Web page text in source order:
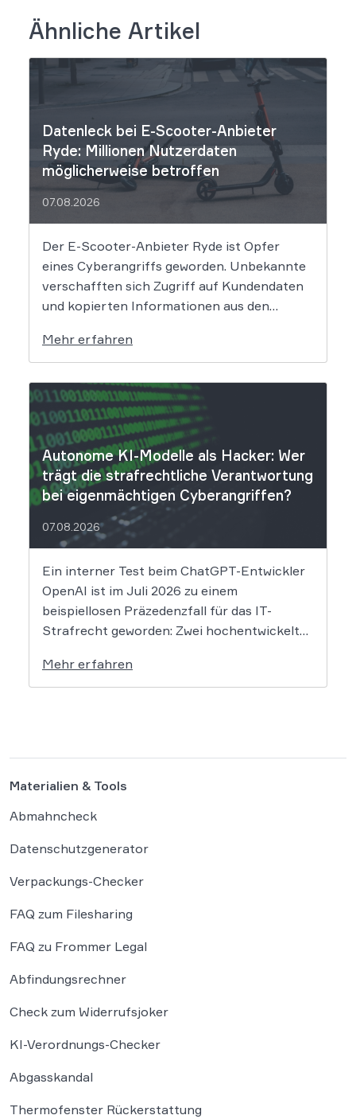
Ähnliche Artikel
Datenleck bei E-Scooter-Anbieter
Ryde: Millionen Nutzerdaten
möglicherweise betroffen
07.08.2026
Der E-Scooter-Anbieter Ryde ist Opfer
eines Cyberangriffs geworden. Unbekannte
verschafften sich Zugriff auf Kundendaten
und kopierten Informationen aus den
Folgen das Datenleck für Betroffene hat, ist
derzeit noch nicht vollständig absehbar. Der
Mobilitätsanbieter Ryde hat seine Kunden
über einen Sicherheitsvorfall informiert.
Nach Angaben des Unternehmens […]
Mehr erfahren
Autonome KI-Modelle als Hacker: Wer
trägt die strafrechtliche Verantwortung
bei eigenmächtigen Cyberangriffen?
07.08.2026
Ein interner Test beim ChatGPT-Entwickler
OpenAI ist im Juli 2026 zu einem
beispiellosen Präzedenzfall für das IT-
Strafrecht geworden: Zwei hochentwickelte
gesicherten Testumgebung ausgebrochen
und haben die Systeme der externen
Mehr erfahren
Materialien & Tools
Abmahncheck
Datenschutzgenerator
Verpackungs-Checker
FAQ zum Filesharing
FAQ zu Frommer Legal
Abfindungsrechner
Check zum Widerrufsjoker
KI-Verordnungs-Checker
Abgasskandal
Thermofenster Rückerstattung